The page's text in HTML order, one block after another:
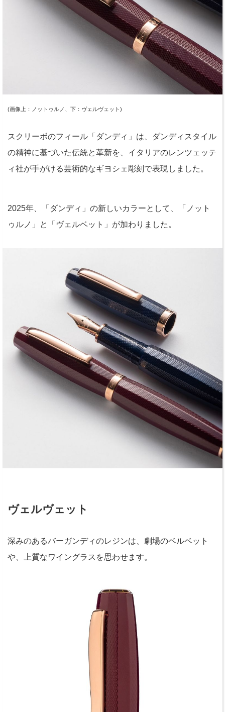
(画像上：ノットゥルノ、下：ヴェルヴェット)
スクリーボのフィール「ダンディ」は、ダンディスタイル
の精神に基づいた伝統と革新を、イタリアのレンツェッテ
ィ社が手がける芸術的なギヨシェ彫刻で表現しました。
2025年、「ダンディ」の新しいカラーとして、「ノット
ゥルノ」と「ヴェルベット」が加わりました。
ヴェルヴェット
深みのあるバーガンディのレジンは、劇場のベルベット
や、上質なワイングラスを思わせます。